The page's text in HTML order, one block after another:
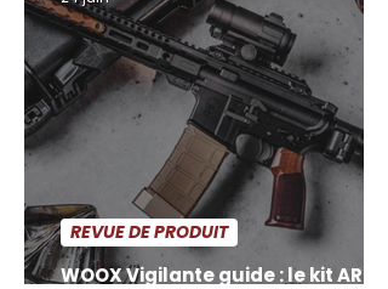
WOOX Vigilante guide : le kit AR 15
REVUE DE PRODUIT